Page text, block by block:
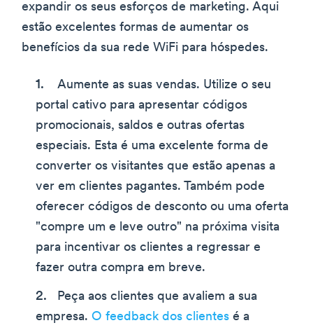
expandir os seus esforços de marketing. Aqui
estão excelentes formas de aumentar os
benefícios da sua rede WiFi para hóspedes.
Aumente as suas vendas. Utilize o seu
portal cativo para apresentar códigos
promocionais, saldos e outras ofertas
especiais. Esta é uma excelente forma de
converter os visitantes que estão apenas a
ver em clientes pagantes. Também pode
oferecer códigos de desconto ou uma oferta
"compre um e leve outro" na próxima visita
para incentivar os clientes a regressar e
fazer outra compra em breve.
Peça aos clientes que avaliem a sua
empresa. O feedback dos clientes é a